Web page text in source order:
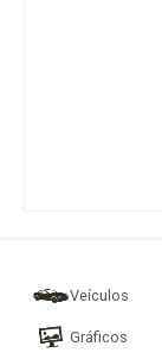
Veículos
Gráficos